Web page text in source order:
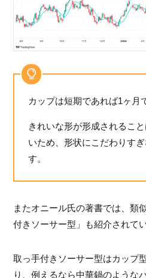
カップは短期であれば1ヶ月
きれいな形が形成されるこ
いため、形状にこだわりす
す。
またオニール氏の著書では、類
付きソーサー型」も紹介されてい
取っ手付きソーサー型はカップ
り、例えるなら中華鍋のような